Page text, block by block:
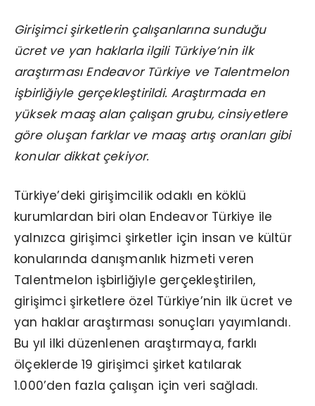
Girişimci şirketlerin çalışanlarına sunduğu
ücret ve yan haklarla ilgili Türkiye’nin ilk
araştırması Endeavor Türkiye ve Talentmelon
işbirliğiyle gerçekleştirildi. Araştırmada en
yüksek maaş alan çalışan grubu, cinsiyetlere
göre oluşan farklar ve maaş artış oranları gibi
konular dikkat çekiyor.
Türkiye’deki girişimcilik odaklı en köklü
kurumlardan biri olan Endeavor Türkiye ile
yalnızca girişimci şirketler için insan ve kültür
konularında danışmanlık hizmeti veren
Talentmelon işbirliğiyle gerçekleştirilen,
girişimci şirketlere özel Türkiye’nin ilk ücret ve
yan haklar araştırması sonuçları yayımlandı.
Bu yıl ilki düzenlenen araştırmaya, farklı
ölçeklerde 19 girişimci şirket katılarak
1.000’den fazla çalışan için veri sağladı.